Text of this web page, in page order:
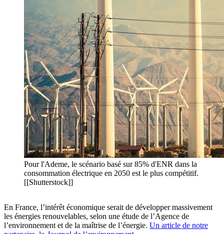
Pour l'Ademe, le scénario basé sur 85% d'ENR dans la
consommation électrique en 2050 est le plus compétitif.
[[Shutterstock]]
En France, l’intérêt économique serait de développer massivement
les énergies renouvelables, selon une étude de l’Agence de
l’environnement et de la maîtrise de l’énergie. Un article de notre